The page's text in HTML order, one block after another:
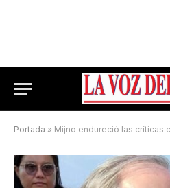
Portada » Mijno endureció las críticas contra Zdero: “Si no hay